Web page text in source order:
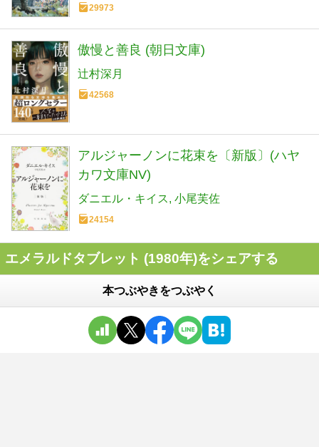
29973
傲慢と善良 (朝日文庫)
辻村深月
42568
アルジャーノンに花束を〔新版〕(ハヤ
カワ文庫NV)
ダニエル・キイス 小尾芙佐
24154
エメラルドタブレット (1980年)をシェアする
本つぶやきをつぶやく